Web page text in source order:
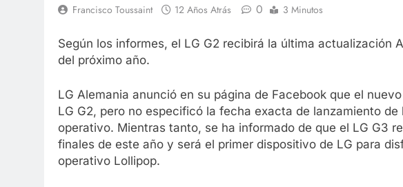
7 Años Atrás
7 Años Atrás
Crucero en México te lleva a
La Inteligencia Artificial
7 Años Atrás
Francisco Toussaint 12 Años Atrás 0 3 Minutos
Según los informes, el LG G2 recibirá la última actualización
del próximo año.
LG Alemania anunció en su página de Facebook que el
LG G2, pero no especificó la fecha exacta de lanzamiento
operativo. Mientras tanto, se ha informado de que el LG G3
finales de este año y será el primer dispositivo de LG para
operativo Lollipop.